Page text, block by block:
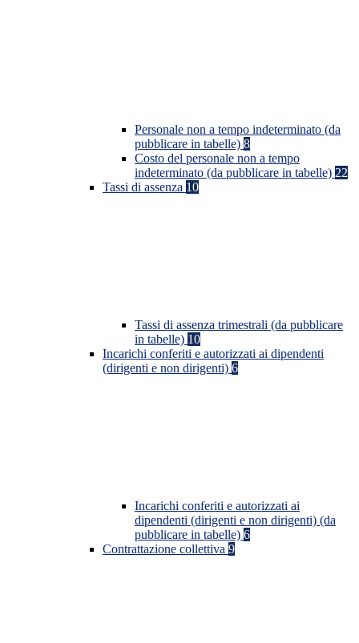
Personale non a tempo indeterminato (da
pubblicare in tabelle) 8
Costo del personale non a tempo
indeterminato (da pubblicare in tabelle) 22
Tassi di assenza 10
Tassi di assenza trimestrali (da pubblicare
in tabelle) 10
Incarichi conferiti e autorizzati ai dipendenti
(dirigenti e non dirigenti) 6
Incarichi conferiti e autorizzati ai
dipendenti (dirigenti e non dirigenti) (da
pubblicare in tabelle) 6
Contrattazione collettiva 9